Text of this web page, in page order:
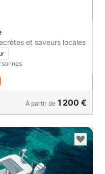
et saveurs locales
À partir de 1 200 €